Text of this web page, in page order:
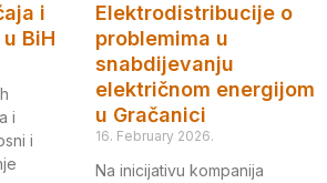
i
BiH
i
i
Elektrodistribucije o
problemima u
snabdijevanju
električnom energijom
u Gračanici
16. February 2026.
Na inicijativu kompanija